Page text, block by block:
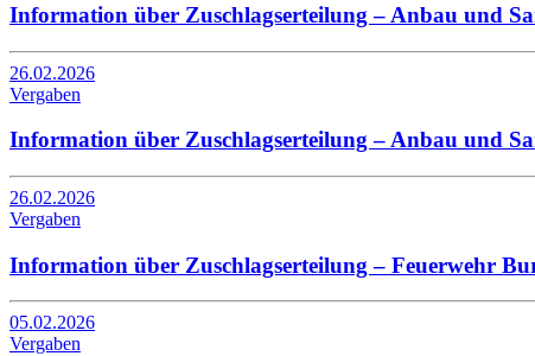
Information über Zuschlagserteilung – Anbau und
26.02.2026
Vergaben
Information über Zuschlagserteilung – Anbau und
26.02.2026
Vergaben
Information über Zuschlagserteilung – Feuerwehr
05.02.2026
Vergaben